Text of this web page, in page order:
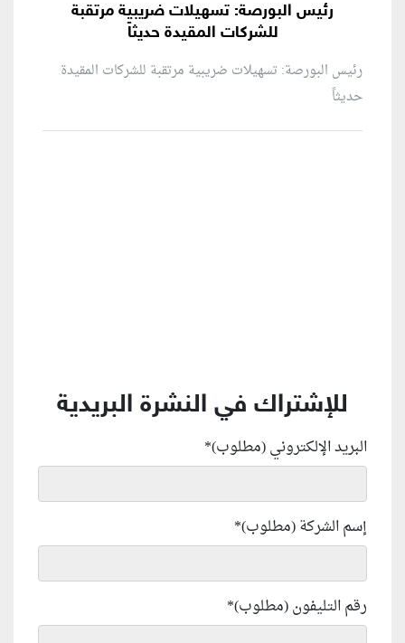
رئيس البورصة: تسهيلات ضريبية مرتقبة
للشركات المقيدة حديثاً
رئيس البورصة: تسهيلات ضريبية مرتقبة للشركات المقيدة
حديثاً
للإشتراك في النشرة البريدية
البريد الإلكتروني (مطلوب)*
إسم الشركة (مطلوب)*
رقم التليفون (مطلوب)*